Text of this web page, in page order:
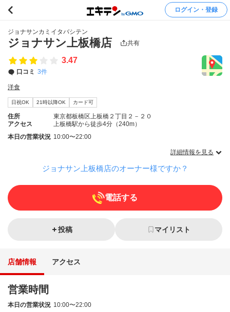
ログイン・登録
ジョナサンカミイタバシテン
ジョナサン上板橋店 共有
3.47
口コミ 3件
洋食
日祝OK 21時以降OK カード可
住所
東京都板橋区上板橋２丁目２－２０
アクセス
上板橋駅から徒歩4分（240m）
本日の営業状況 10:00〜22:00
詳細情報を見る
ジョナサン上板橋店のオーナー様ですか？
電話する
投稿 マイリスト
店舗情報 アクセス
営業時間
本日の営業状況 10:00〜22:00